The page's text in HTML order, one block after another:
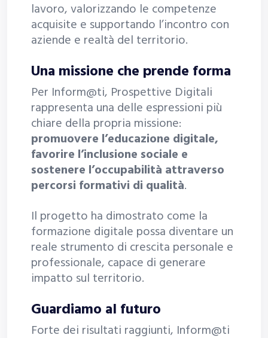
lavoro, valorizzando le competenze
acquisite e supportando l’incontro con
aziende e realtà del territorio.
Una missione che prende forma
Per Inform@ti, Prospettive Digitali
rappresenta una delle espressioni più
chiare della propria missione:
promuovere l’educazione digitale,
favorire l’inclusione sociale e
sostenere l’occupabilità attraverso
percorsi formativi di qualità.
Il progetto ha dimostrato come la
formazione digitale possa diventare un
reale strumento di crescita personale e
professionale, capace di generare
impatto sul territorio.
Guardiamo al futuro
Forte dei risultati raggiunti, Inform@ti